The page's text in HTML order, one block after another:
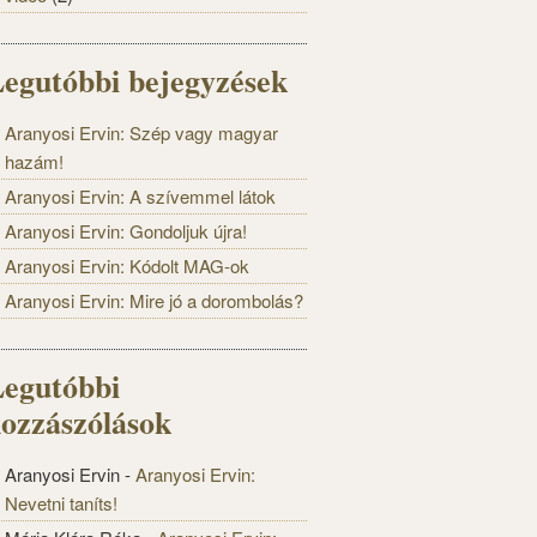
bejegyzések
Aranyosi Ervin: Szép vagy magyar
hazám!
Aranyosi Ervin: A szívemmel látok
Aranyosi Ervin: Gondoljuk újra!
Aranyosi Ervin: Kódolt MAG-ok
Aranyosi Ervin: Mire jó a dorombolás?
Aranyosi Ervin-Aranyosi Ervin:
Nevetni taníts!